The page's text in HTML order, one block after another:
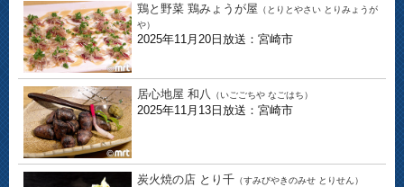
鶏と野菜 鶏みょうが屋 （とりとやさい とりみょうが
や）
2025年11月20日放送：宮崎市
居心地屋 和八 （いごごちや なごはち）
2025年11月13日放送：宮崎市
炭火焼の店 とり千 （すみびやきのみせ とりせん）